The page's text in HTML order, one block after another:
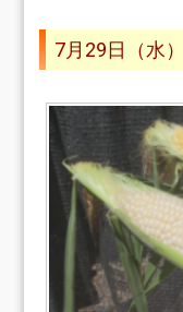
7月29日（水）